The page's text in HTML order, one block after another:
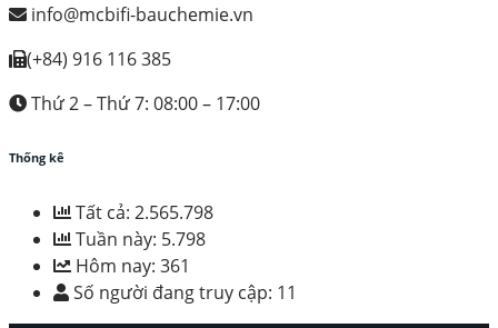
info@mcbifi-bauchemie.vn
(+84) 916 116 385
Thứ 2 – Thứ 7: 08:00 – 17:00
Thống kê
Tất cả: 2.565.798
Tuần này: 5.798
Hôm nay: 361
Số người đang truy cập: 11